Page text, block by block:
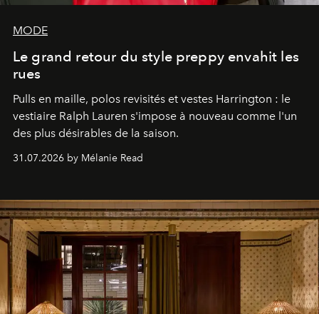
MODE
Le grand retour du style preppy envahit les
rues
Pulls en maille, polos revisités et vestes Harrington : le
vestiaire Ralph Lauren s'impose à nouveau comme l'un
des plus désirables de la saison.
31.07.2026 by Mélanie Read